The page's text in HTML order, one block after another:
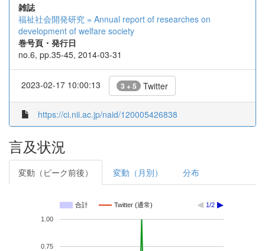
雑誌
福祉社会開発研究 = Annual report of researches on
development of welfare society
巻号頁・発行日
no.6, pp.35-45, 2014-03-31
2023-02-17 10:00:13 3 + 5 Twitter
https://ci.nii.ac.jp/naid/120005426838
言及状況
変動（ピーク前後） 変動（月別） 分布
合計 Twitter (通常) 1/2
0.75
1.00